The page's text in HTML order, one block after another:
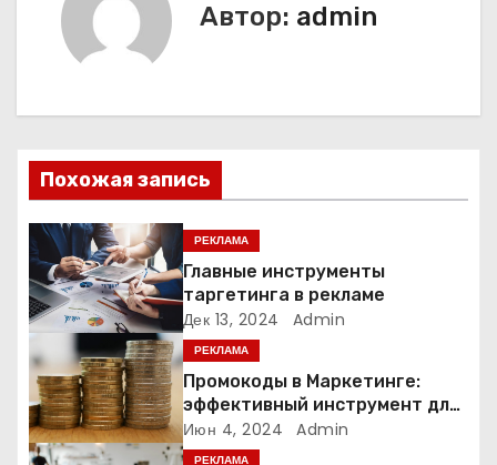
и
я
п
о
з
а
Автор: admin
Похожая запись
РЕКЛАМА
Главные инструменты
таргетинга в рекламе
Дек 13, 2024 Admin
РЕКЛАМА
Промокоды в Маркетинге:
эффективный инструмент для
увеличения продаж и
привлечения клиентов
Июн 4, 2024 Admin
РЕКЛАМА